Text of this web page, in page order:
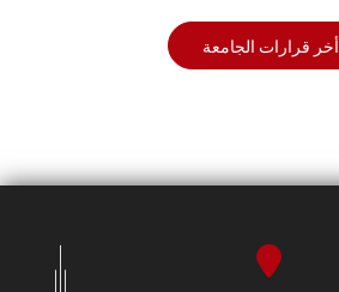
أخر قرارات الجامعة